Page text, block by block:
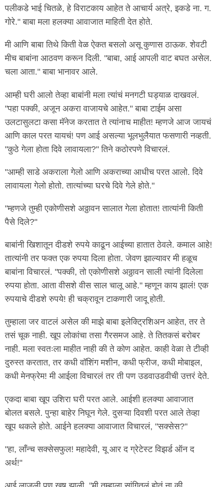
पलीकडे भाई चितळे, हे विराटकाय आहेत ते आचार्य अत्रे, इकडे ना. ग.
गोरे." बाबा मला हलक्या आवाजात माहिती देत होते.
मी आणि बाबा तिथे किती वेळ ऐकत बसलो असू कुणास ठाऊक. शेवटी
मीच बाबांना आठवण करून दिली. "बाबा, आई आपली वाट बघत असेल.
चला आता." बाबा भानावर आले.
आम्ही घरी आलो तेव्हा बाबांनी मला त्यांचं मनगटी घड्याळ दाखवलं.
"पहा पक्की, अजून अकरा वाजायचे आहेत." बाबा टाईम असा
उलटासुलटा कसा मॅनेज करतात ते त्यांनाच माहीत! म्हणजे आज जायचं
आणि काल परत यायचं! पण आई असल्या भूलभुलैयात फसणारी नव्हती.
"कुठे गेला होता दिवे लावायला?" तिने कठोरपणे विचारलं.
"आम्ही साडे अकराला गेलो आणि अकराच्या आधीच परत आलो. दिवे
लावायला गेलो होतो. तात्यांच्या घरचे दिवे गेले होते."
"म्हणजे तुम्ही एकोणीसशे अठ्ठावन सालात गेला होतात! तात्यांनी किती
पैसे दिले?"
बाबांनी खिशातून दीडशे रुपये काढून आईच्या हातात ठेवले. कमाल आहे!
तात्यांनी तर फक्त एक रुपया दिला होता. जेवण झाल्यावर मी हळूच
बाबांना विचारलं. "पक्की, तो एकोणीसशे अठ्ठावन साली त्यांनी दिलेला
रुपया होता. आता वीसशे वीस साल चालू आहे." म्हणून काय झालं! एक
रुपयाचे दीडशे रुपये! ही चक्रावून टाकणारी जादू होती.
तुम्हाला जर वाटलं असेल की माझे बाबा इलेक्ट्रिशिअन आहेत, तर ते
तसं चूक नाही. खूप लोकांचा तसा गैरसमज आहे. ते तितकसं बरोबर
नाही. मला स्वतःला माहीत नाही की ते कोण आहेत. काही वेळा ते टीव्ही
दुरुस्त करतात, तर कधी वॉशिंग मशीन, कधी फ्रीज, कधी मोबाइल,
कधी मेनफ्रेम! मी आईला विचारलं तर ती पण उडवाउडवीची उत्तरं देते.
एकदा बाबा खूप उशिरा घरी परत आले. आईशी हलक्या आवाजात
बोलत बसले. पुन्हा बाहेर निघून गेले. दुसऱ्या दिवशी परत आले तेव्हा
खूप थकले होते. आईने हलक्या आवाजात विचारलं, "सक्सेस?"
"हा, लॉंन्च सक्सेसफुल! महादेवी, यू आर द ग्रेटेस्ट विझर्ड ऑन द
अर्थ!"